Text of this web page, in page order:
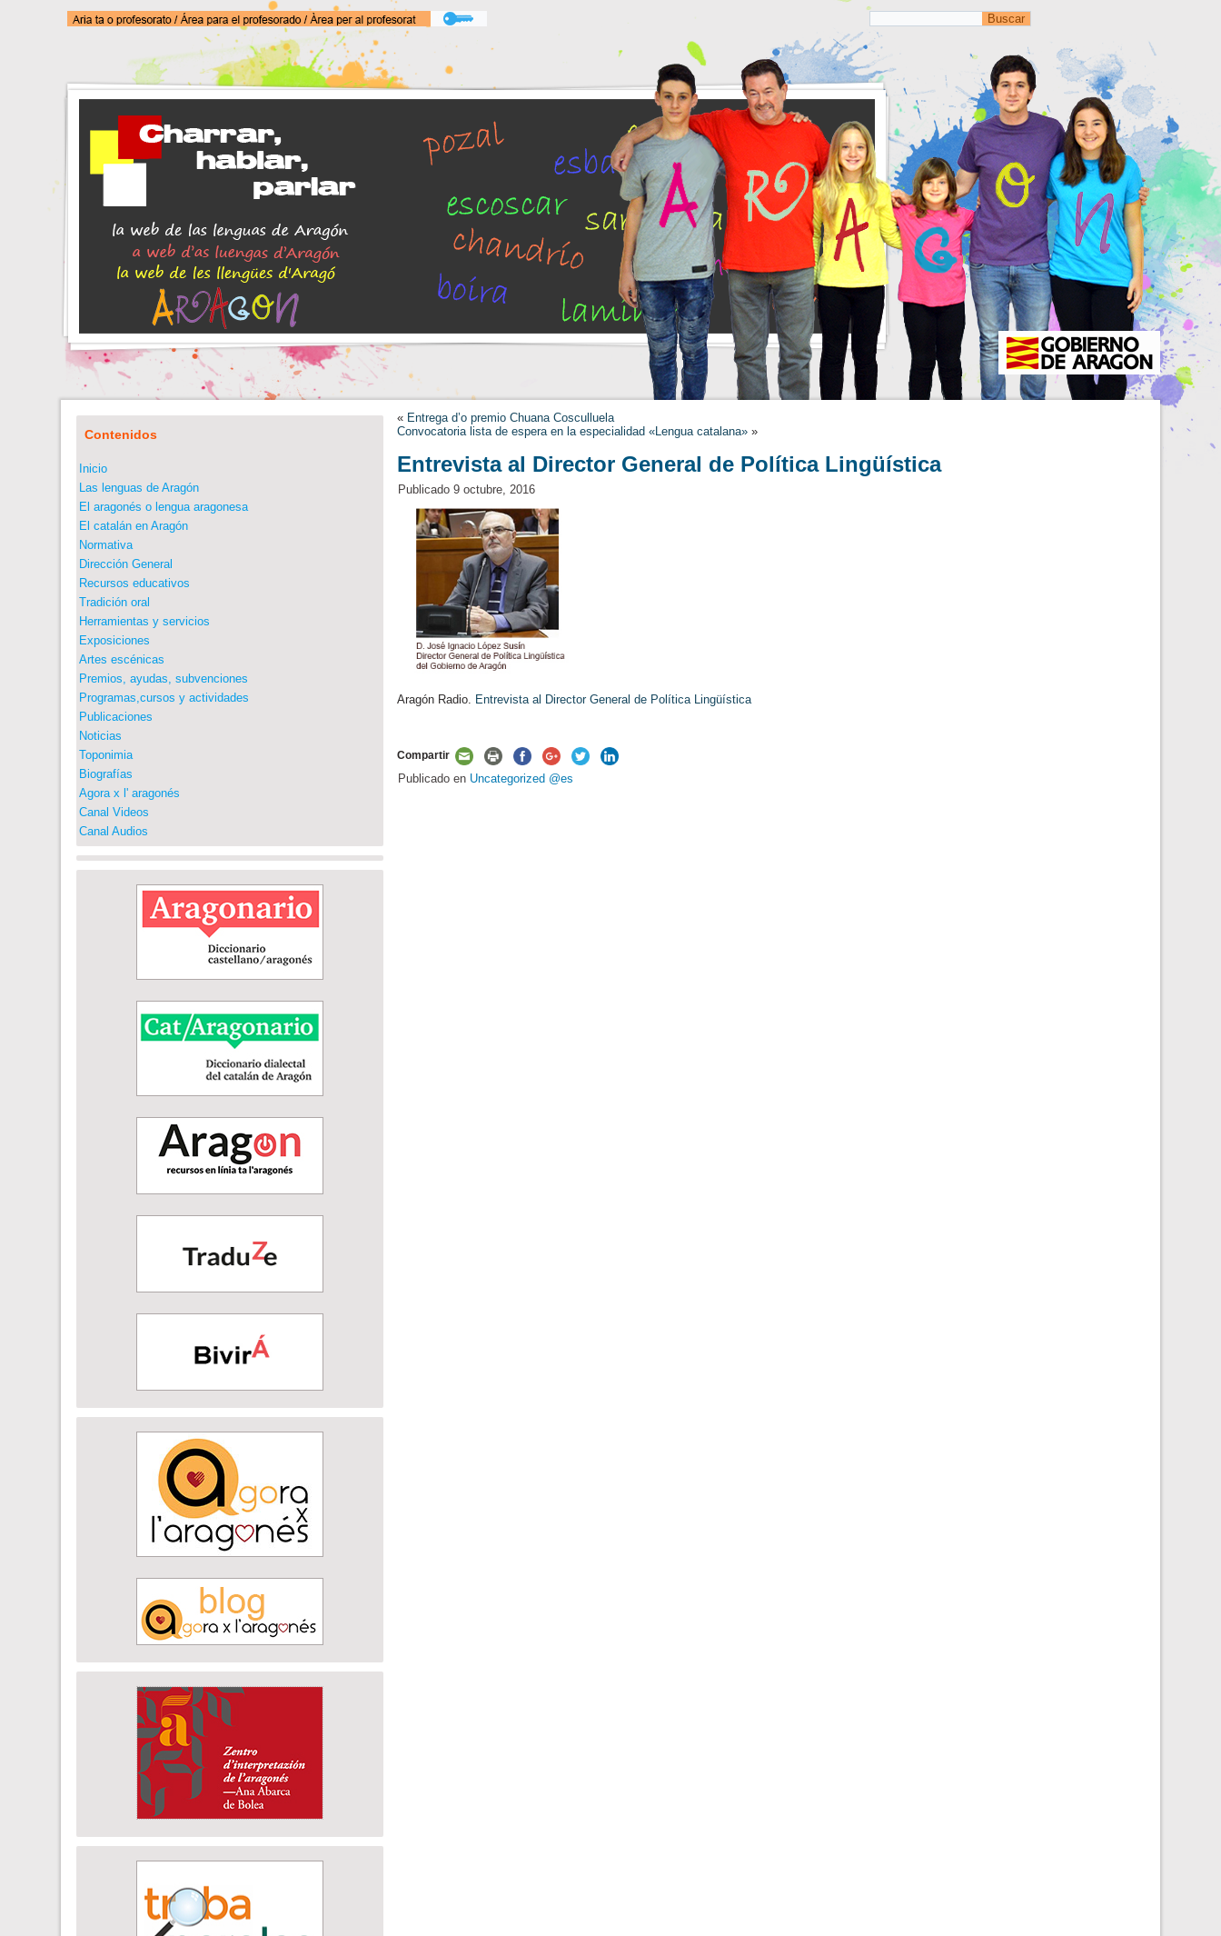
Contenidos
Inicio
Las lenguas de Aragón
El aragonés o lengua aragonesa
El catalán en Aragón
Normativa
Dirección General
Recursos educativos
Tradición oral
Herramientas y servicios
Exposiciones
Artes escénicas
Premios, ayudas, subvenciones
Programas,cursos y actividades
Publicaciones
Noticias
Toponimia
Biografías
Agora x l' aragonés
Canal Videos
Canal Audios
« Entrega d’o premio Chuana Cosculluela
Convocatoria lista de espera en la especialidad «Lengua catalana» »
Entrevista al Director General de Política Lingüística
Publicado 9 octubre, 2016
Aragón Radio. Entrevista al Director General de Política Lingüística
Compartir
Publicado en Uncategorized @es